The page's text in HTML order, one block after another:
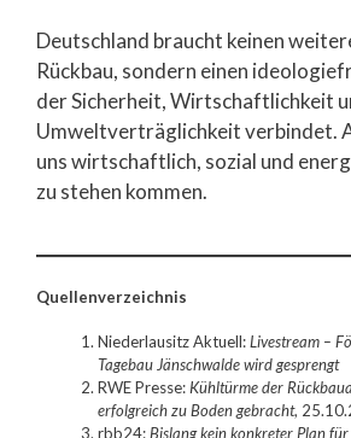
Deutschland braucht keinen
Rückbau, sondern einen
der Sicherheit, Wirtschaftlichkeit
Umweltverträglichkeit verbindet.
uns wirtschaftlich, sozial und
zu stehen kommen.
Quellenverzeichnis
Niederlausitz Aktuell:Livestream –
Tagebau Jänschwalde wird gesprengt
RWE Presse: Kühltürme der
erfolgreich zu Boden gebracht,
rbb24:Bislang kein konkreter Plan